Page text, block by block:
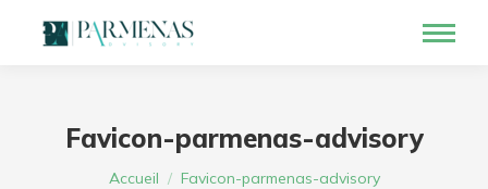
Favicon-parmenas-advisory
Vous êtes ici :
Accueil Favicon-parmenas-advisory